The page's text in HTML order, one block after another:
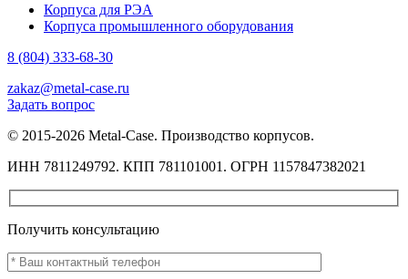
Корпуса для РЭА
Корпуса промышленного оборудования
8 (804) 333-68-30
zakaz@metal-case.ru
Задать вопрос
© 2015-2026 Metal-Case. Производство корпусов.
ИНН 7811249792. КПП 781101001. ОГРН 1157847382021
Получить консультацию